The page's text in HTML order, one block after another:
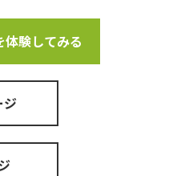
験してみる
ジ